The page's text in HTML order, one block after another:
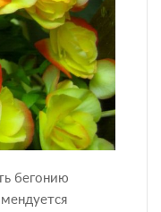
бегонию